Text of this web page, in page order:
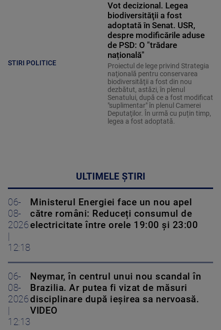
STIRI POLITICE
Vot decizional. Legea
biodiversităţii a fost
adoptată în Senat. USR,
despre modificările aduse
de PSD: O "trădare
națională"
Proiectul de lege privind Strategia
naţională pentru conservarea
biodiversităţii a fost din nou
dezbătut, astăzi, în plenul
Senatului, după ce a fost modificat
"suplimentar" în plenul Camerei
Deputaţilor. În urmă cu puțin timp,
legea a fost adoptată.
ULTIMELE ȘTIRI
06-
08-
2026
12:18
Ministerul Energiei face un nou apel
către români: Reduceți consumul de
electricitate între orele 19:00 și 23:00
06-
08-
2026
12:13
Neymar, în centrul unui nou scandal în
Brazilia. Ar putea fi vizat de măsuri
disciplinare după ieșirea sa nervoasă.
VIDEO